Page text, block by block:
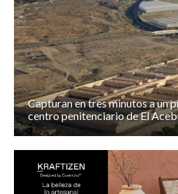
Capturan en tres minutos a un
centro penitenciario de El